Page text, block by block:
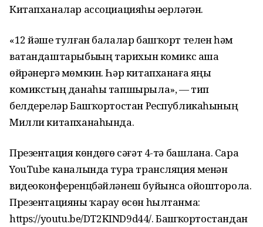
Китапханалар ассоциацияһы әҙерләгән.
«12 йәше тулған балалар башҡорт телен һәм
ватандаштарыбыҙҙың тарихын комикс аша
өйрәнергә мөмкин. Һәр китапханаға яңы
комикстың данаһы тапшырыла», — тип
белдерҙеләр Башҡортостан Республикаһының
Милли китапханаһында.
Презентация көндөҙгө сәғәт 4-тә башлана. Сара
YouTube каналында тура трансляция менән
видеоконференцбәйләнеш буйынса ойошторола.
Презентацияны ҡарау өсөн һылтанма:
https://youtu.be/DT2KIND9d44/. Башҡортостандан